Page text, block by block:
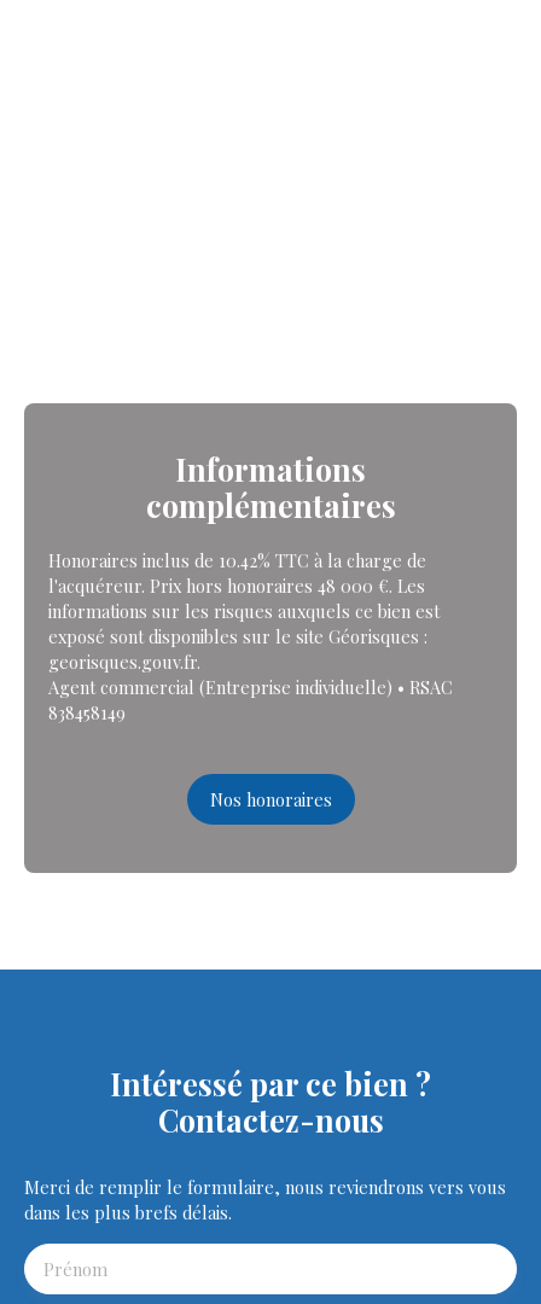
Informations
complémentaires
Honoraires inclus de 10.42% TTC à la charge de
l'acquéreur. Prix hors honoraires 48 000 €. Les
informations sur les risques auxquels ce bien est
exposé sont disponibles sur le site Géorisques :
georisques.gouv.fr.
Agent commercial (Entreprise individuelle) • RSAC
838458149
Nos honoraires
Intéressé par ce bien ?
Contactez-nous
Merci de remplir le formulaire, nous reviendrons vers vous
dans les plus brefs délais.
Prénom